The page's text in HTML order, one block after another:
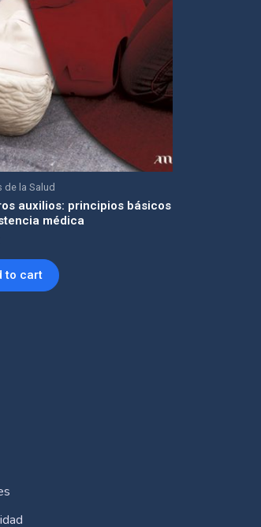
de la Salud
auxilios: principios básicos
médica
to cart